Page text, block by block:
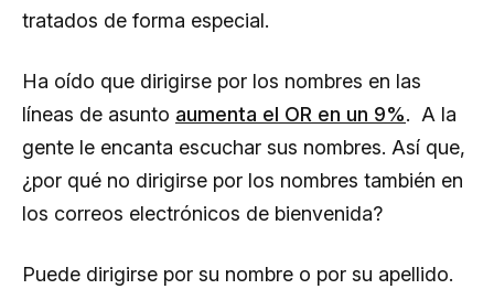
tratados de forma especial.
Ha oído que dirigirse por los nombres en las
líneas de asunto aumenta el OR en un 9%. A la
gente le encanta escuchar sus nombres. Así que,
¿por qué no dirigirse por los nombres también en
los correos electrónicos de bienvenida?
Puede dirigirse por su nombre o por su apellido.